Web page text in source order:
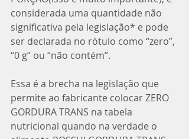
considerada uma quantidade não
significativa pela legislação* e pode
ser declarada no rótulo como “zero”,
“0 g” ou “não contém”.
Essa é a brecha na legislação que
permite ao fabricante colocar ZERO
GORDURA TRANS na tabela
nutricional quando na verdade o